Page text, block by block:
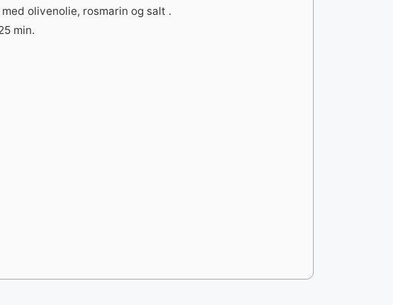
olivenolie, rosmarin og salt .
min.